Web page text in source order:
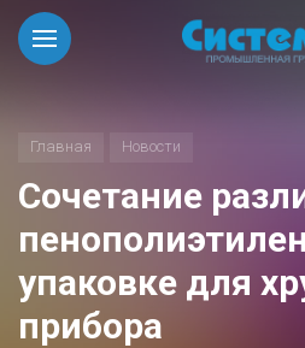
Главная Новости
Сочетание
упаковке для
прибора